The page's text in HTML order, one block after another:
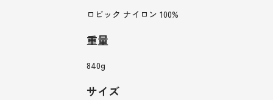
ロビック ナイロン 100%
重量
840g
サイズ